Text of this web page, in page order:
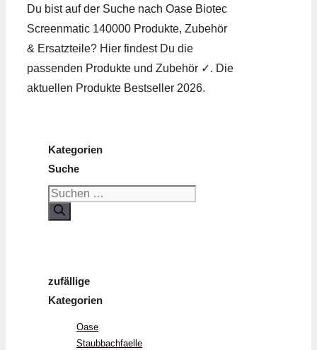
Du bist auf der Suche nach Oase Biotec
Screenmatic 140000 Produkte, Zubehör
& Ersatzteile? Hier findest Du die
passenden Produkte und Zubehör ✓. Die
aktuellen Produkte Bestseller 2026.
Kategorien
Suche
Suchen
nach:
zufällige
Kategorien
Oase
Staubbachfaelle